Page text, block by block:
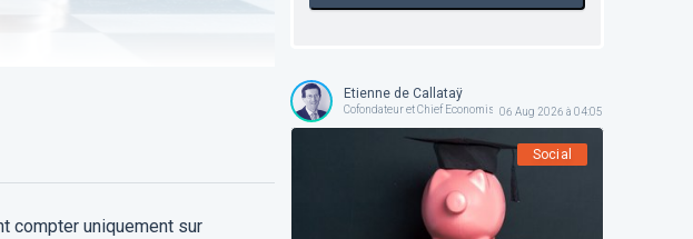
compter uniquement sur
Etienne de Callataÿ
Cofondateur et Chief Economist @ Orcadia Asset Management
06 Aug 2026 à 04:05
Social